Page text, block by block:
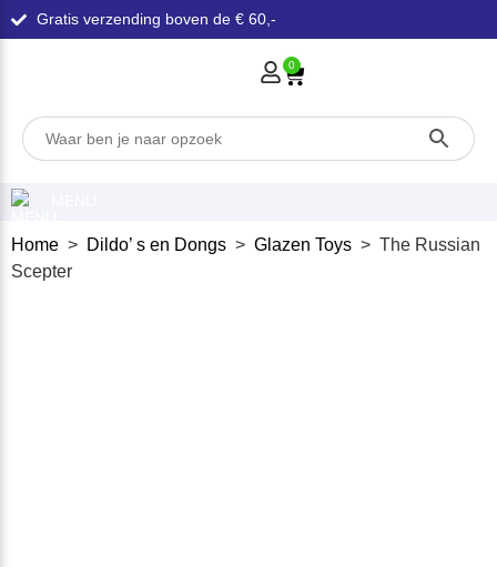
Gratis verzending boven de € 60,-
0
Home > Dildo’ s en Dongs > Glazen Toys > The Russian
Scepter